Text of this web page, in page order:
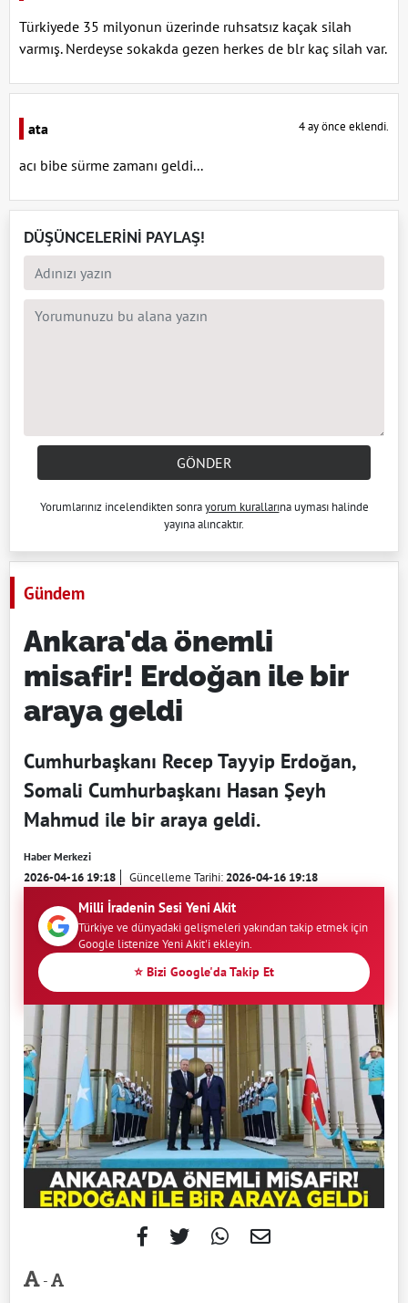
Türkiyede 35 milyonun üzerinde ruhsatsız kaçak silah
varmış. Nerdeyse sokakda gezen herkes de blr kaç silah var.
ata 4 ay önce eklendi.
acı bibe sürme zamanı geldi...
DÜŞÜNCELERİNİ PAYLAŞ!
GÖNDER
Yorumlarınız incelendikten sonrayorum kurallarına uyması halinde
yayına alıncaktır.
Gündem
Ankara'da önemli
misafir! Erdoğan ile bir
araya geldi
Cumhurbaşkanı Recep Tayyip Erdoğan,
Somali Cumhurbaşkanı Hasan Şeyh
Mahmud ile bir araya geldi.
Haber Merkezi
2026-04-16 19:18 Güncelleme Tarihi:2026-04-16 19:18
Milli İradenin Sesi Yeni Akit
Türkiye ve dünyadaki gelişmeleri yakından takip etmek için
Google listenize Yeni Akit'i ekleyin.
⭐ Bizi Google'da Takip Et
-